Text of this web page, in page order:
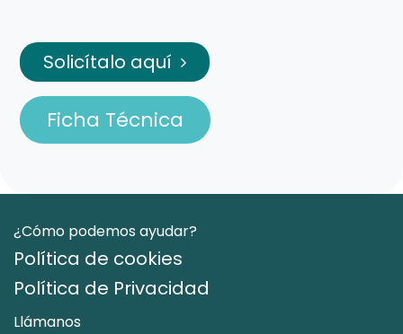
Solicítalo aquí
Ficha Técnica
¿Cómo podemos ayudar?
Política de cookies
Política de Privacidad
Llámanos